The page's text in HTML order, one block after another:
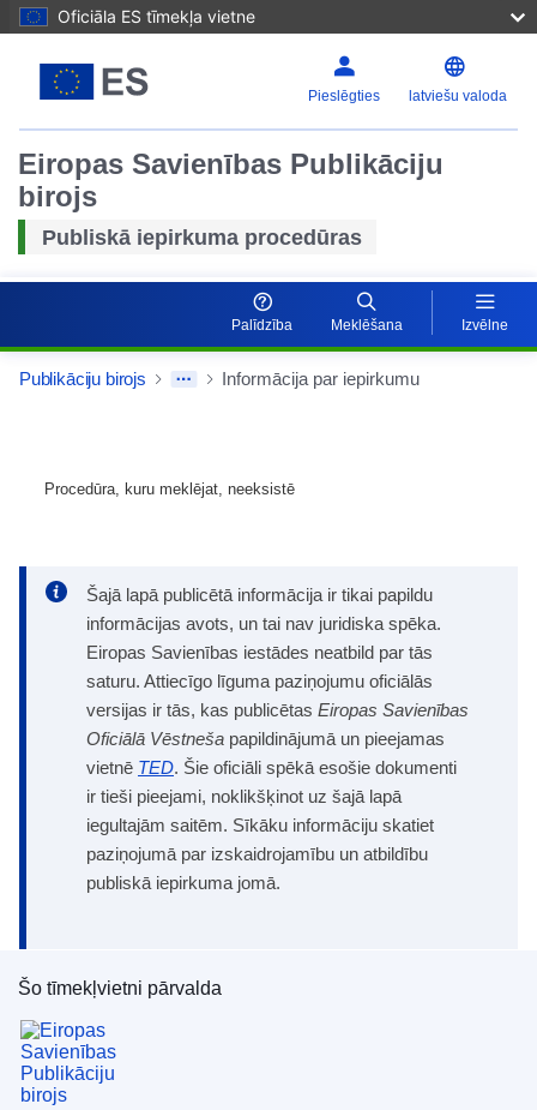
Oficiāla ES tīmekļa vietne
Pieslēgties latviešu valoda
Eiropas Savienības Publikāciju
birojs
Publiskā iepirkuma procedūras
Palīdzība Meklēšana Izvēlne
Publikāciju birojs Informācija par iepirkumu
Procedūra, kuru meklējat, neeksistē
Šajā lapā publicētā informācija ir tikai papildu
informācijas avots, un tai nav juridiska spēka.
Eiropas Savienības iestādes neatbild par tās
saturu. Attiecīgo līguma paziņojumu oficiālās
versijas ir tās, kas publicētas Eiropas Savienības
Oficiālā Vēstneša papildinājumā un pieejamas
vietnē TED. Šie oficiāli spēkā esošie dokumenti
ir tieši pieejami, noklikšķinot uz šajā lapā
iegultajām saitēm. Sīkāku informāciju skatiet
paziņojumā par izskaidrojamību un atbildību
publiskā iepirkuma jomā.
Eiropas Savienības Publikāciju birojs
Šo tīmekļvietni pārvalda